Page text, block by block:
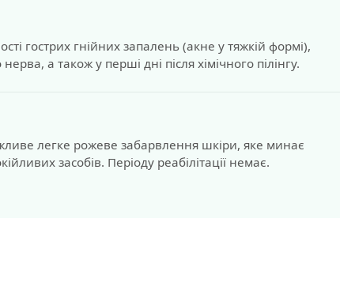
гострих гнійних запалень (акне у тяжкій формі),
а також у перші дні після хімічного пілінгу.
легке рожеве забарвлення шкіри, яке минає
засобів. Періоду реабілітації немає.